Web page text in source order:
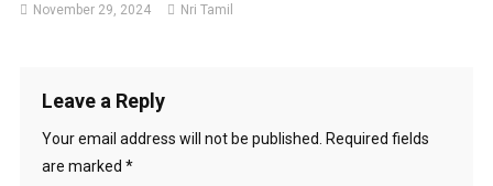
November 29, 2024 Nri Tamil
Leave a Reply
Your email address will not be published.
Required fields
are marked *